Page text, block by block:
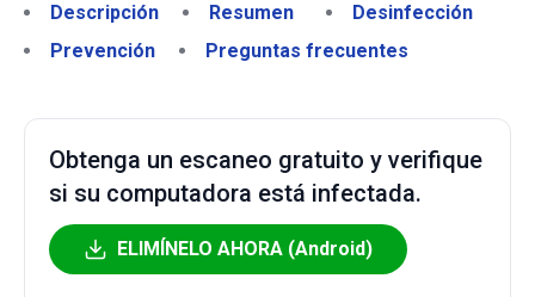
Descripción
Resumen
Desinfección
Prevención
Preguntas frecuentes
Obtenga un escaneo gratuito y verifique
si su computadora está infectada.
ELIMÍNELO AHORA (Android)